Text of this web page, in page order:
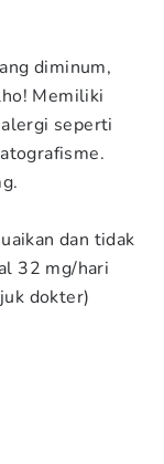
diminum,
Memiliki
seperti
dan tidak
32 mg/hari
dokter)